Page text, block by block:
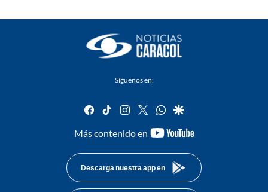
Síguenos en:
facebook
tiktok instagram
twitterwhatsapp
google
Más contenido en
youtube-
Descarga nuestra app en